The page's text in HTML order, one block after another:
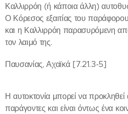
Καλλιρρόη (ή κάποια άλλη)
Ο Κόρεσος εξαιτίας του
και η Καλλιρρόη παρασυρόμενη
τον λαιμό της.
Παυσανίας, Αχαϊκά [7.21.3-5]
Η αυτοκτονία μπορεί να
παράγοντες και είναι όντως ένα